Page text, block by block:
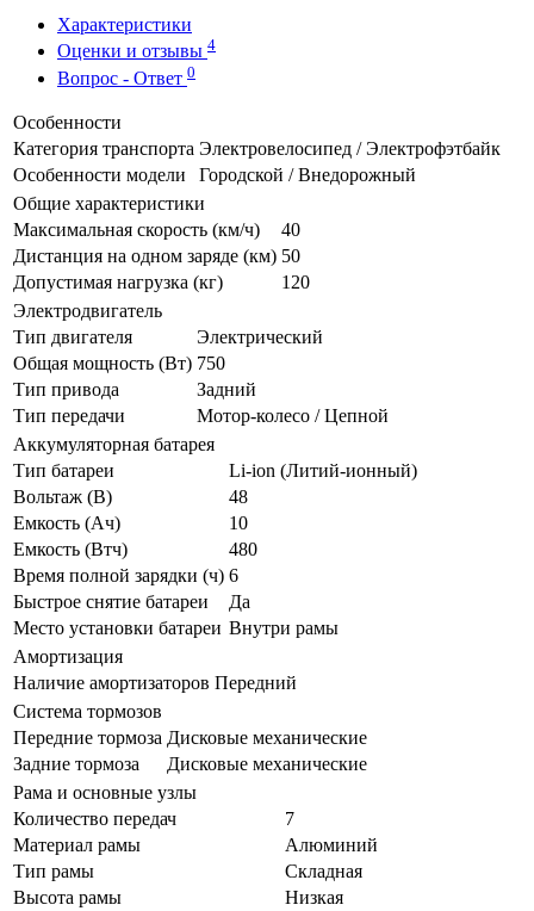
Характеристики
Оценки и отзывы 4
Вопрос - Ответ 0
Особенности
Категория транспорта Электровелосипед / Электрофэтбайк
Особенности модели
Городской / Внедорожный
Общие характеристики
Максимальная скорость (км/ч)
40
Дистанция на одном заряде (км) 50
Допустимая нагрузка (кг)
120
Электродвигатель
Тип двигателя
Электрический
Общая мощность (Вт) 750
Тип привода
Задний
Тип передачи
Мотор-колесо / Цепной
Аккумуляторная батарея
Тип батареи
Li-ion (Литий-ионный)
Вольтаж (В)
48
Емкость (Ач)
10
Емкость (Втч)
480
Время полной зарядки (ч) 6
Быстрое снятие батареи
Да
Место установки батареи Внутри рамы
Амортизация
Наличие амортизаторов Передний
Система тормозов
Передние тормоза Дисковые механические
Задние тормоза
Дисковые механические
Рама и основные узлы
Количество передач
7
Материал рамы
Алюминий
Тип рамы
Складная
Высота рамы
Низкая